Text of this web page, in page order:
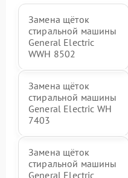
Замена щёток
стиральной машины
General Electric
WWH 8502
Замена щёток
стиральной машины
General Electric WH
7403
Замена щёток
стиральной машины
General Electric